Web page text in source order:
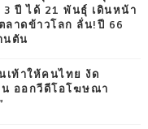
ปี ได้ 21 พันธุ์ เดินหน้า
าดข้าวโลก ลั่น!ปี 66
นตัน
เท้าให้คนไทย งัด
น ออกวีดีโอโฆษณา